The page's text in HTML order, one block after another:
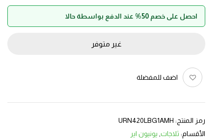
احصل على خصم 50% عند الدفع بواسطة حالا
غير متوفر
اضف للمفضلة
رمز المنتج: URN420LBG1AMH
الأقسام: ثلاجات يونيون اير